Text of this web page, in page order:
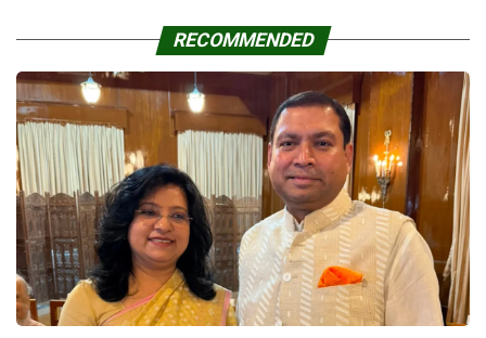
RECOMMENDED